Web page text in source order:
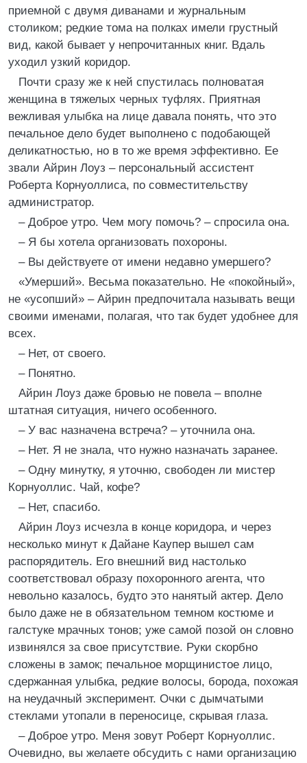
приемной с двумя диванами и журнальным
столиком; редкие тома на полках имели грустный
вид, какой бывает у непрочитанных книг. Вдаль
уходил узкий коридор.
Почти сразу же к ней спустилась полноватая
женщина в тяжелых черных туфлях. Приятная
вежливая улыбка на лице давала понять, что это
печальное дело будет выполнено с подобающей
деликатностью, но в то же время эффективно. Ее
звали Айрин Лоуз – персональный ассистент
Роберта Корнуоллиса, по совместительству
администратор.
– Доброе утро. Чем могу помочь? – спросила она.
– Я бы хотела организовать похороны.
– Вы действуете от имени недавно умершего?
«Умерший». Весьма показательно. Не «покойный»,
не «усопший» – Айрин предпочитала называть вещи
своими именами, полагая, что так будет удобнее для
всех.
– Нет, от своего.
– Понятно.
Айрин Лоуз даже бровью не повела – вполне
штатная ситуация, ничего особенного.
– У вас назначена встреча? – уточнила она.
– Нет. Я не знала, что нужно назначать заранее.
– Одну минутку, я уточню, свободен ли мистер
Корнуоллис. Чай, кофе?
– Нет, спасибо.
Айрин Лоуз исчезла в конце коридора, и через
несколько минут к Дайане Каупер вышел сам
распорядитель. Его внешний вид настолько
соответствовал образу похоронного агента, что
невольно казалось, будто это нанятый актер. Дело
было даже не в обязательном темном костюме и
галстуке мрачных тонов; уже самой позой он словно
извинялся за свое присутствие. Руки скорбно
сложены в замок; печальное морщинистое лицо,
сдержанная улыбка, редкие волосы, борода, похожая
на неудачный эксперимент. Очки с дымчатыми
стеклами утопали в переносице, скрывая глаза.
– Доброе утро. Меня зовут Роберт Корнуоллис.
Очевидно, вы желаете обсудить с нами организацию